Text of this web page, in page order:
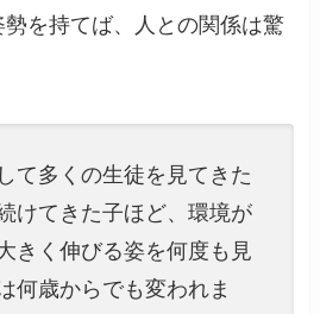
を持てば、人との関係は驚
て多くの生徒を見てきた
けてきた子ほど、環境が
きく伸びる姿を何度も見
何歳からでも変われま